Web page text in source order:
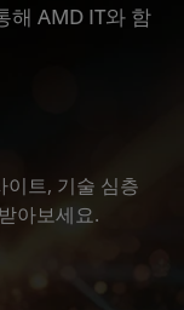
해 AMD IT와 함
이트, 기술 심층
아보세요.